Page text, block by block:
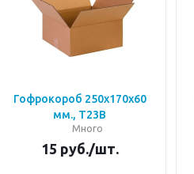
Гофрокороб 250х170х60
мм., Т23В
Много
15 руб./шт.